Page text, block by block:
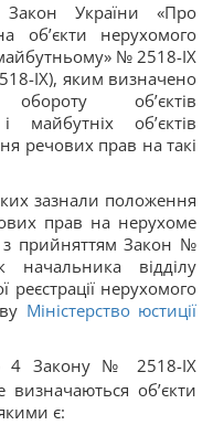
України «Про
об’єкти нерухомого
№ 2518-ІХ
ІХ), яким визначено
об’єктів
майбутніх об’єктів
речових прав на такі
зазнали положення
прав на нерухоме
з прийняттям Закон №
начальника відділу
реєстрації нерухомого
Міністерство юстиції
4 Закону № 2518-ІХ
об’єкти
є: